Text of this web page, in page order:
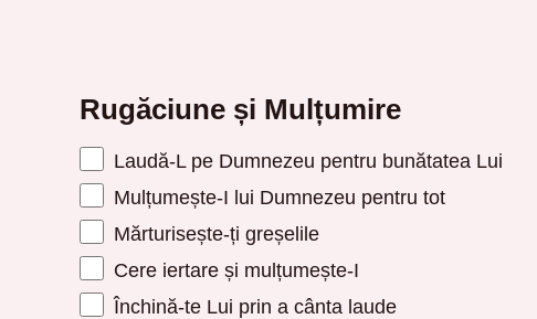
Rugăciune și Mulțumire
Laudă-L pe Dumnezeu pentru bunătatea Lui
Mulțumește-I lui Dumnezeu pentru tot
Mărturisește-ți greșelile
Cere iertare și mulțumește-I
Închină-te Lui prin a cânta laude